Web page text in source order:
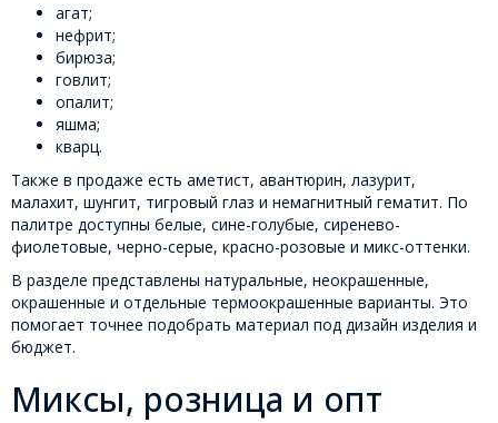
агат;
нефрит;
бирюза;
говлит;
опалит;
яшма;
кварц.
Также в продаже есть аметист, авантюрин, лазурит,
малахит, шунгит, тигровый глаз и немагнитный гематит. По
палитре доступны белые, сине-голубые, сиренево-
фиолетовые, черно-серые, красно-розовые и микс-оттенки.
В разделе представлены натуральные, неокрашенные,
окрашенные и отдельные термоокрашенные варианты. Это
помогает точнее подобрать материал под дизайн изделия и
бюджет.
Миксы, розница и опт